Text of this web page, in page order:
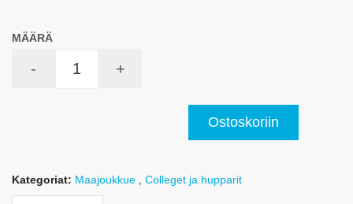
MÄÄRÄ
- +
Ostoskoriin
Kategoriat: Maajoukkue Colleget ja hupparit